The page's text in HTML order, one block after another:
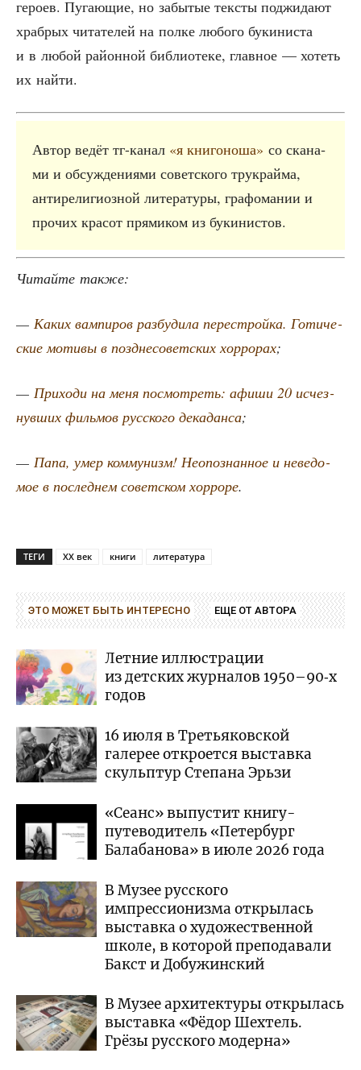
геро­ев. Пуга­ю­щие, но забы­тые тек­сты под­жи­да­ют
храб­рых чита­те­лей на пол­ке любо­го буки­ни­ста
и в любой рай­он­ной биб­лио­те­ке, глав­ное — хотеть
их найти.
Автор ведёт тг-канал «я кни­го­но­ша» со ска­на­
ми и обсуж­де­ни­я­ми совет­ско­го трукрай­ма,
анти­ре­ли­ги­оз­ной лите­ра­ту­ры, гра­фо­ма­нии и
про­чих кра­сот пря­ми­ком из букинистов.
Читай­те также:
— Каких вам­пи­ров раз­бу­ди­ла пере­строй­ка. Готи­че­
ские моти­вы в позд­не­со­вет­ских хор­ро­рах;
— При­хо­ди на меня посмот­реть: афи­ши 20 исчез­
нув­ших филь­мов рус­ско­го дека­дан­са;
— Папа, умер ком­му­низм! Неопо­знан­ное и неве­до­
мое в послед­нем совет­ском хор­ро­ре.
ТЕГИ XX век книги литература
ЭТО МОЖЕТ БЫТЬ ИНТЕРЕСНО ЕЩЕ ОТ АВТОРА
Летние иллюстрации
из детских журналов 1950–90‑х
годов
16 июля в Третьяковской
галерее откроется выставка
скульптур Степана Эрьзи
«Сеанс» выпустит книгу-
путеводитель «Петербург
Балабанова» в июле 2026 года
В Музее русского
импрессионизма открылась
выставка о художественной
школе, в которой преподавали
Бакст и Добужинский
В Музее архитектуры открылась
выставка «Фёдор Шехтель.
Грёзы русского модерна»